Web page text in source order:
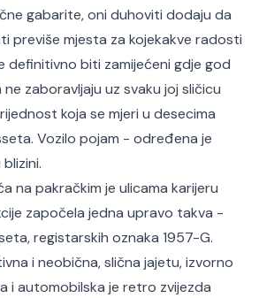
gabarite, oni duhoviti dodaju da
previše mjesta za kojekakve radosti
definitivno biti zamijećeni gdje god
zaboravljaju uz svaku joj sličicu
koja se mjeri u desecima
Vozilo pojam - određena je
na pakračkim je ulicama karijeru
započela jedna upravo takva -
registarskih oznaka 1957-G.
i neobična, slična jajetu, izvorno
i automobilska je retro zvijezda